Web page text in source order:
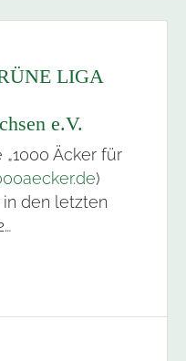
LIGA
e.V.
Äcker für
)
den letzten